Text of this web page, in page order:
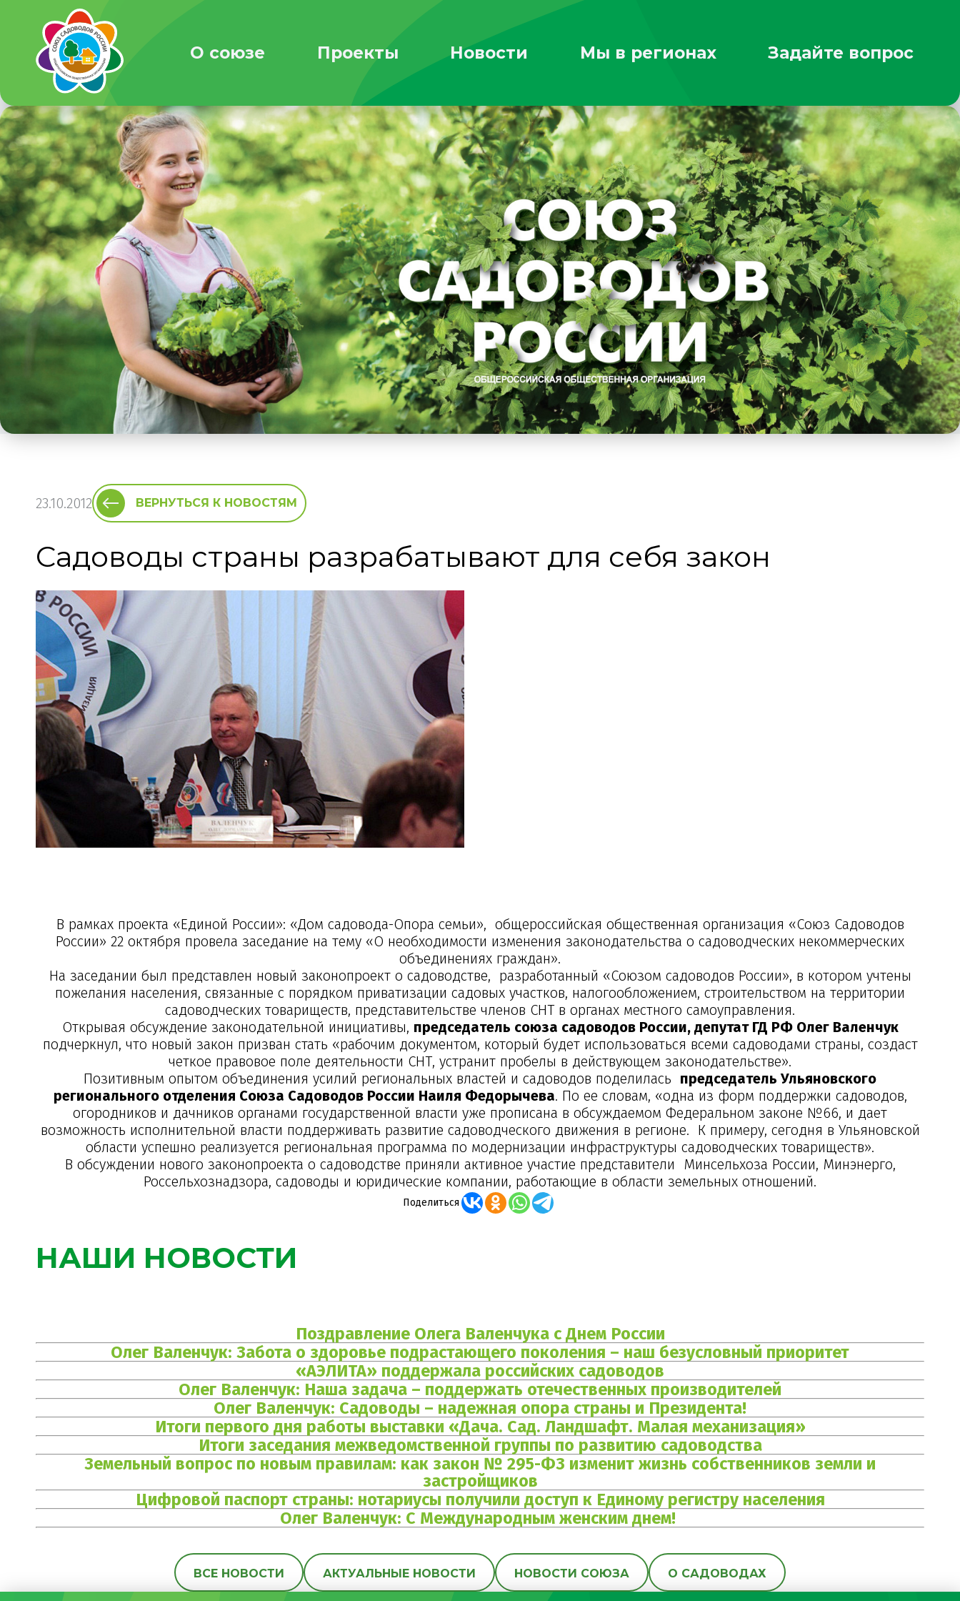
О союзе Проекты Новости Мы в регионах Задайте вопрос
23.10.2012 ВЕРНУТЬСЯ К НОВОСТЯМ
Садоводы страны разрабатывают для себя закон
В рамках проекта «Единой России»: «Дом садовода-Опора семьи», общероссийская общественная организация «Союз Садоводов
России» 22 октября провела заседание на тему «О необходимости изменения законодательства о садоводческих некоммерческих
объединениях граждан».
На заседании был представлен новый законопроект о садоводстве, разработанный «Союзом садоводов России», в котором учтены
пожелания населения, связанные с порядком приватизации садовых участков, налогообложением, строительством на территории
садоводческих товариществ, представительстве членов СНТ в органах местного самоуправления.
Открывая обсуждение законодательной инициативы, председатель союза садоводов России, депутат ГД РФ Олег Валенчук
подчеркнул, что новый закон призван стать «рабочим документом, который будет использоваться всеми садоводами страны, создаст
четкое правовое поле деятельности СНТ, устранит пробелы в действующем законодательстве».
Позитивным опытом объединения усилий региональных властей и садоводов поделилась председатель Ульяновского
регионального отделения Союза Садоводов России Наиля Федорычева. По ее словам, «одна из форм поддержки садоводов,
огородников и дачников органами государственной власти уже прописана в обсуждаемом Федеральном законе №66, и дает
возможность исполнительной власти поддерживать развитие садоводческого движения в регионе. К примеру, сегодня в Ульяновской
области успешно реализуется региональная программа по модернизации инфраструктуры садоводческих товариществ».
В обсуждении нового законопроекта о садоводстве приняли активное участие представители Минсельхоза России, Минэнерго,
Россельхознадзора, садоводы и юридические компании, работающие в области земельных отношений.
Поделиться
НАШИ НОВОСТИ
Поздравление Олега Валенчука с Днем России
Олег Валенчук: Забота о здоровье подрастающего поколения – наш безусловный приоритет
«АЭЛИТА» поддержала российских садоводов
Олег Валенчук: Наша задача – поддержать отечественных производителей
Олег Валенчук: Садоводы – надежная опора страны и Президента!
Итоги первого дня работы выставки «Дача. Сад. Ландшафт. Малая механизация»
Итоги заседания межведомственной группы по развитию садоводства
Земельный вопрос по новым правилам: как закон № 295-ФЗ изменит жизнь собственников земли и
застройщиков
Цифровой паспорт страны: нотариусы получили доступ к Единому регистру населения
Олег Валенчук: С Международным женским днем!
ВСЕ НОВОСТИ АКТУАЛЬНЫЕ НОВОСТИ НОВОСТИ СОЮЗА О САДОВОДАХ